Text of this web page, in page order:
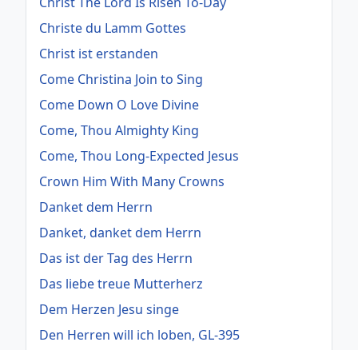
Christe du Lamm Gottes
Christ ist erstanden
Come Christina Join to Sing
Come Down O Love Divine
Come, Thou Almighty King
Come, Thou Long-Expected Jesus
Crown Him With Many Crowns
Danket dem Herrn
Danket, danket dem Herrn
Das ist der Tag des Herrn
Das liebe treue Mutterherz
Dem Herzen Jesu singe
Den Herren will ich loben, GL-395